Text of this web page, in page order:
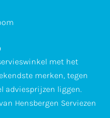
met het
merken, tegen
adviesprijzen liggen.
Hensbergen Serviezen